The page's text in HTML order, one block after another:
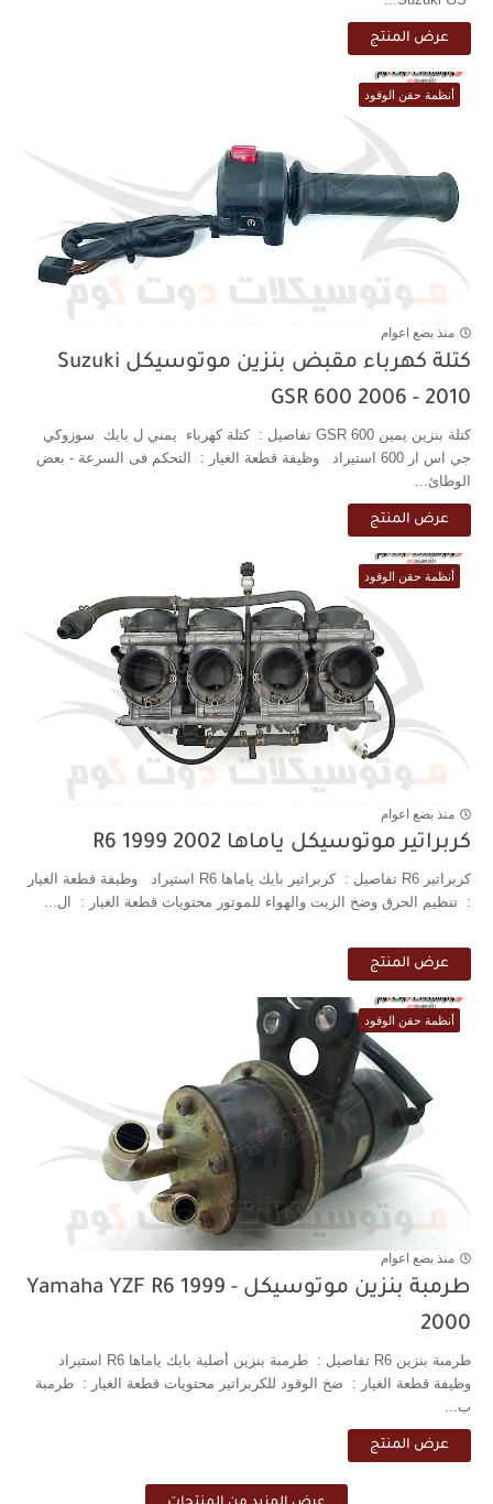
عرض المنتج
أنظمة حقن الوقود
منذ بضع اعوام
كتلة كهرباء مقبض بنزين موتوسيكل Suzuki
GSR 600 2006 - 2010
كتلة بنزين يمين GSR 600 تفاصيل : كتلة كهرباء يمني ل بايك سوزوكي
جي اس ار 600 استيراد وظيفة قطعة الغيار : التحكم فى السرعة - بعض
الوظائ...
عرض المنتج
أنظمة حقن الوقود
منذ بضع اعوام
كربراتير موتوسيكل ياماها R6 1999 2002
كربراتير R6 تفاصيل : كربراتير بايك ياماها R6 استيراد وظيفة قطعة الغيار
: تنظيم الحرق وضخ الزيت والهواء للموتور محتويات قطعة الغيار : ال...
عرض المنتج
أنظمة حقن الوقود
منذ بضع اعوام
طرمبة بنزين موتوسيكل Yamaha YZF R6 1999 -
2000
طرمبة بنزين R6 تفاصيل : طرمبة بنزين أصلية بايك ياماها R6 استيراد
وظيفة قطعة الغيار : ضخ الوقود للكربراتير محتويات قطعة الغيار : طرمبة
ب...
عرض المنتج